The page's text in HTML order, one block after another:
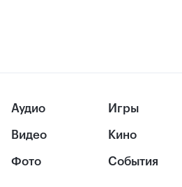
Аудио
Видео
Фото
Игры
Кино
События